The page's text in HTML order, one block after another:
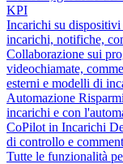
KPI
Incarichi su
incarichi, notifiche,
Collaborazione sui
videochiamate,
esterni e modelli di
Automazione
incarichi e con
CoPilot in Incarichi
di controllo e
Tutte le funzionalità